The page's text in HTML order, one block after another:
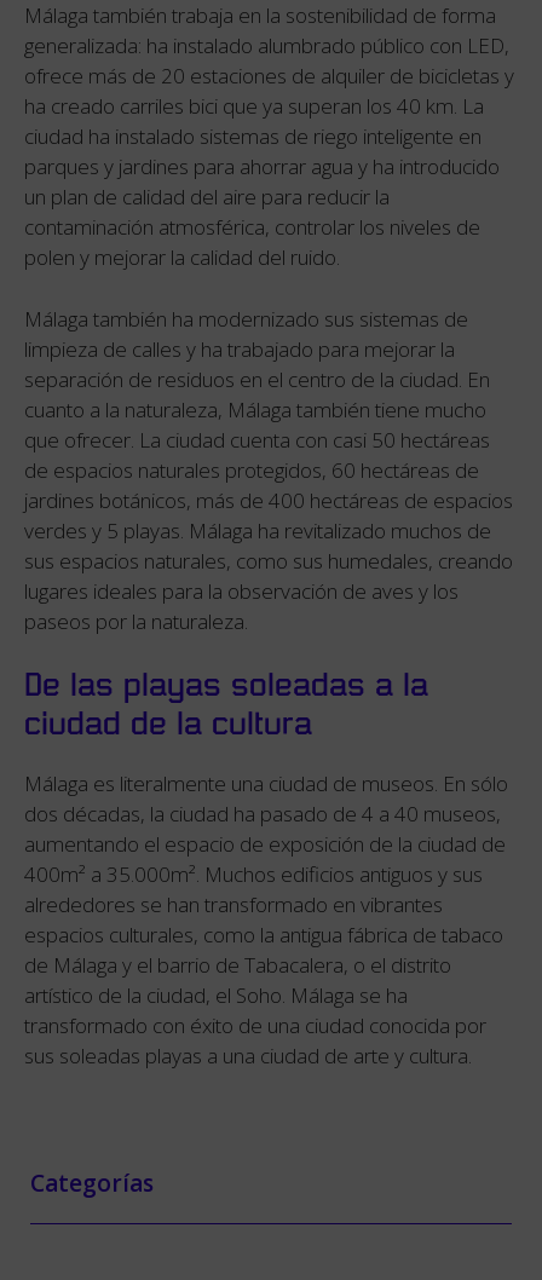
Categorías
Málaga también trabaja en la sostenibilidad de forma
generalizada: ha instalado alumbrado público con LED,
ofrece más de 20 estaciones de alquiler de bicicletas y
ha creado carriles bici que ya superan los 40 km. La
ciudad ha instalado sistemas de riego inteligente en
parques y jardines para ahorrar agua y ha introducido
un plan de calidad del aire para reducir la
contaminación atmosférica, controlar los niveles de
polen y mejorar la calidad del ruido.
Málaga también ha modernizado sus sistemas de
limpieza de calles y ha trabajado para mejorar la
separación de residuos en el centro de la ciudad. En
cuanto a la naturaleza, Málaga también tiene mucho
que ofrecer. La ciudad cuenta con casi 50 hectáreas
de espacios naturales protegidos, 60 hectáreas de
jardines botánicos, más de 400 hectáreas de espacios
verdes y 5 playas. Málaga ha revitalizado muchos de
sus espacios naturales, como sus humedales, creando
lugares ideales para la observación de aves y los
paseos por la naturaleza.
De las playas soleadas a la
ciudad de la cultura
Málaga es literalmente una ciudad de museos. En sólo
dos décadas, la ciudad ha pasado de 4 a 40 museos,
aumentando el espacio de exposición de la ciudad de
400m² a 35.000m². Muchos edificios antiguos y sus
alrededores se han transformado en vibrantes
espacios culturales, como la antigua fábrica de tabaco
de Málaga y el barrio de Tabacalera, o el distrito
artístico de la ciudad, el Soho. Málaga se ha
transformado con éxito de una ciudad conocida por
sus soleadas playas a una ciudad de arte y cultura.